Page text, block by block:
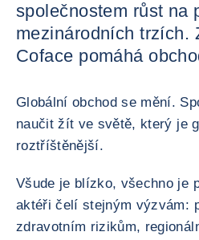
společnostem růst na
mezinárodních trzích.
Coface pomáhá
Globální obchod se mění.
naučit žít ve světě, který je
roztříštěnější.
Všude je blízko, všechno je
aktéři čelí stejným výzvám:
zdravotním rizikům,